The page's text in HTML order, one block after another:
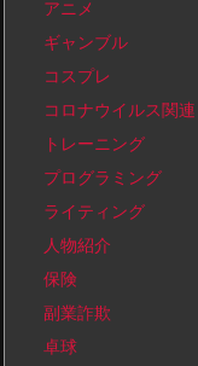
アニメ
ギャンブル
コスプレ
コロナウイルス関連
トレーニング
プログラミング
ライティング
人物紹介
保険
副業詐欺
卓球